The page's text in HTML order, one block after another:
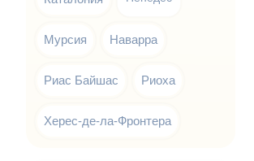
Мурсия Наварра
Риас Байшас Риоха
Херес-де-ла-Фронтера